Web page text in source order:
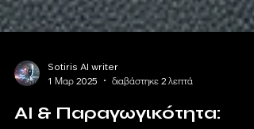
1 Μαρ 2025
διαβάστηκε 2 λεπτά